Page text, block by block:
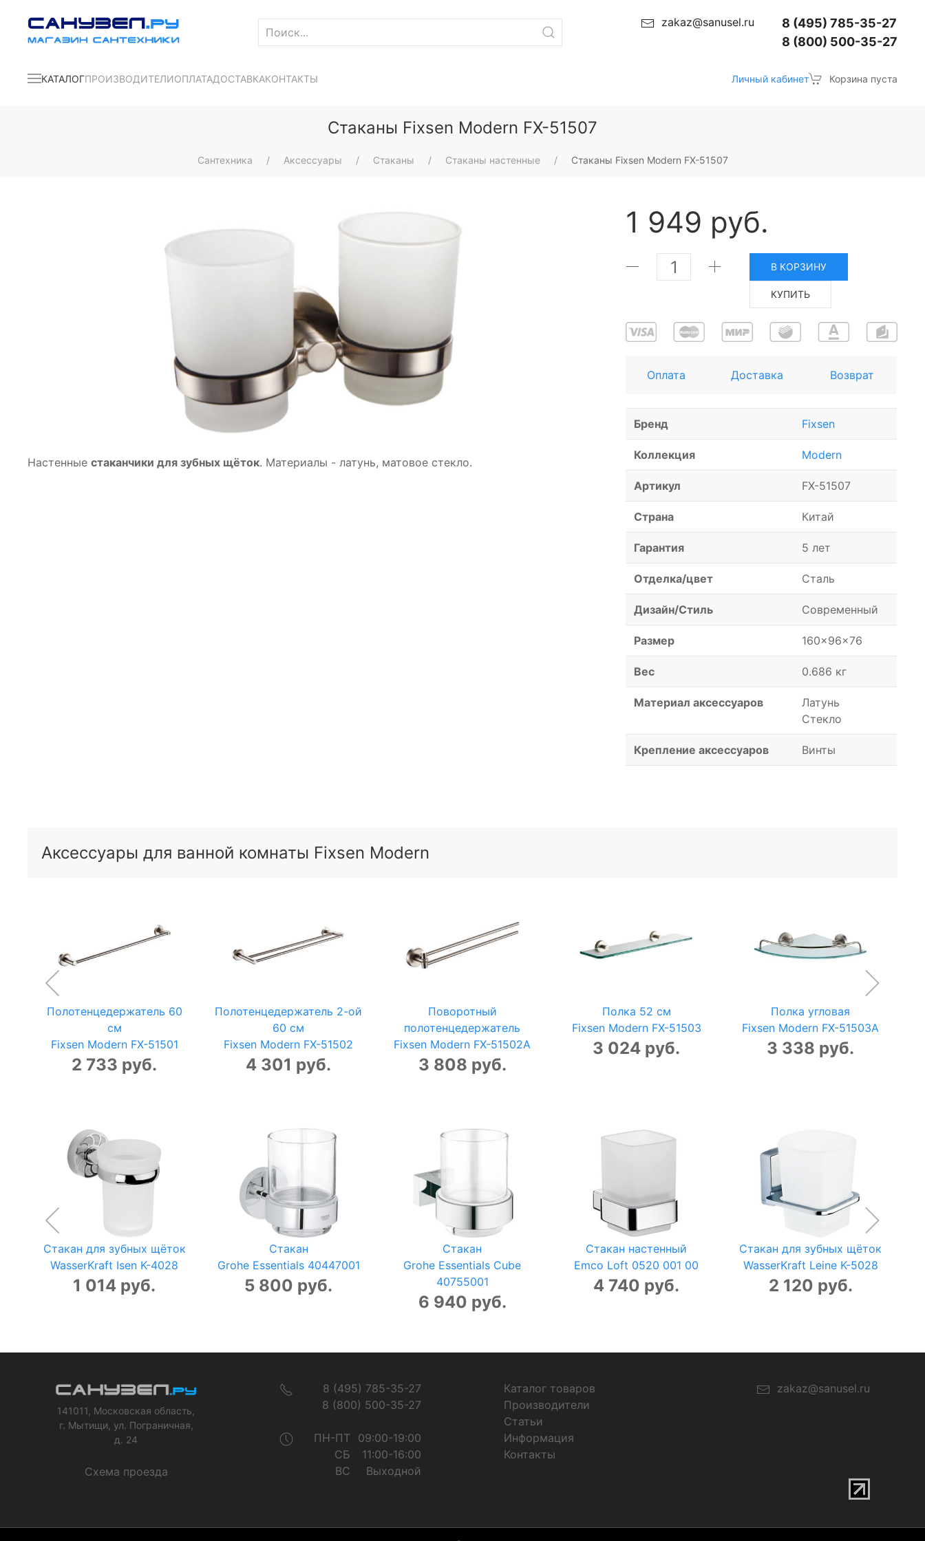
zakaz@sanusel.ru
8 (495) 785-35-27
8 (800) 500-35-27
КАТАЛОГПРОИЗВОДИТЕЛИОПЛАТАДОСТАВКАКОНТАКТЫ Личный кабинет Корзина пуста
Стаканы Fixsen Modern FX-51507
Сантехника Аксессуары Стаканы Стаканы настенные Стаканы Fixsen Modern FX-51507
Настенные стаканчики для зубных щёток. Материалы - латунь, матовое стекло.
1 949 руб.
В КОРЗИНУ
КУПИТЬ
Оплата Доставка Возврат
Бренд Fixsen
Коллекция Modern
Артикул FX-51507
Страна Китай
Гарантия 5 лет
Отделка/цвет Сталь
Дизайн/Стиль Современный
Размер 160x96x76
Вес 0.686 кг
Материал аксессуаров
Латунь
Стекло
Крепление аксессуаров Винты
Аксессуары для ванной комнаты Fixsen Modern
Полотенцедержатель 60
см
Fixsen Modern FX-51501
2 733 руб.
Полотенцедержатель 2-ой
60 см
Fixsen Modern FX-51502
4 301 руб.
Поворотный
полотенцедержатель
Fixsen Modern FX-51502A
3 808 руб.
Полка 52 см
Fixsen Modern FX-51503
3 024 руб.
Полка угловая
Fixsen Modern FX-51503A
3 338 руб.
Стакан для зубных щёток
WasserKraft Isen K-4028
1 014 руб.
Стакан
Grohe Essentials 40447001
5 800 руб.
Стакан
Grohe Essentials Cube
40755001
6 940 руб.
Стакан настенный
Emco Loft 0520 001 00
4 740 руб.
Стакан для зубных щёток
WasserKraft Leine K-5028
2 120 руб.
141011, Московская область,
г. Мытищи, ул. Пограничная,
д. 24
Схема проезда
8 (495) 785-35-27
8 (800) 500-35-27
ПН-ПТ
09:00-19:00
СБ
11:00-16:00
ВС
Выходной
Каталог товаров
Производители
Статьи
Информация
Контакты
zakaz@sanusel.ru